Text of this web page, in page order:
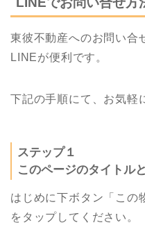
東彼不動産へのお問い合
LINEが便利です。
下記の手順にて、お気軽
ステップ１
このページのタイトル
はじめに下ボタン「この
をタップしてください。